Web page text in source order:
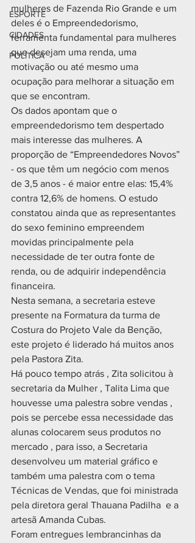
ESPORTE
CIDADES
POLÍTICA
mulheres de Fazenda Rio Grande e um
deles é o Empreendedorismo,
ferramenta fundamental para mulheres
que desejam uma renda, uma
motivação ou até mesmo uma
ocupação para melhorar a situação em
que se encontram.
Os dados apontam que o
empreendedorismo tem despertado
mais interesse das mulheres. A
proporção de “Empreendedores Novos”
- os que têm um negócio com menos
de 3,5 anos - é maior entre elas: 15,4%
contra 12,6% de homens. O estudo
constatou ainda que as representantes
do sexo feminino empreendem
movidas principalmente pela
necessidade de ter outra fonte de
renda, ou de adquirir independência
financeira.
Nesta semana, a secretaria esteve
presente na Formatura da turma de
Costura do Projeto Vale da Benção,
este projeto é liderado há muitos anos
pela Pastora Zita.
Há pouco tempo atrás , Zita solicitou à
secretaria da Mulher , Talita Lima que
houvesse uma palestra sobre vendas ,
pois se percebe essa necessidade das
alunas colocarem seus produtos no
mercado , para isso, a Secretaria
desenvolveu um material gráfico e
também uma palestra com o tema
Técnicas de Vendas, que foi ministrada
pela diretora geral Thauana Padilha  e a
artesã Amanda Cubas.
Foram entregues lembrancinhas da